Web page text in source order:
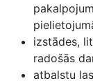
izstādes,
radošās
atbalstu